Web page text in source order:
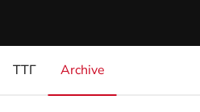
ТТГ Archive